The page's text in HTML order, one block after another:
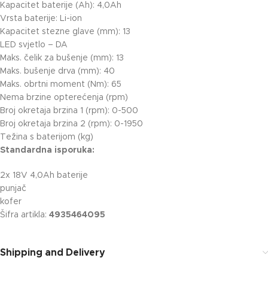
Kapacitet baterije (Ah): 4,0Ah
Vrsta baterije: Li-ion
Kapacitet stezne glave (mm): 13
LED svjetlo – DA
Maks. čelik za bušenje (mm): 13
Maks. bušenje drva (mm): 40
Maks. obrtni moment (Nm): 65
Nema brzine opterećenja (rpm)
Broj okretaja brzina 1 (rpm): 0-500
Broj okretaja brzina 2 (rpm): 0-1950
Težina s baterijom (kg)
Standardna isporuka:
2x 18V 4,0Ah baterije
punjač
kofer
Šifra artikla: 4935464095
Shipping and Delivery